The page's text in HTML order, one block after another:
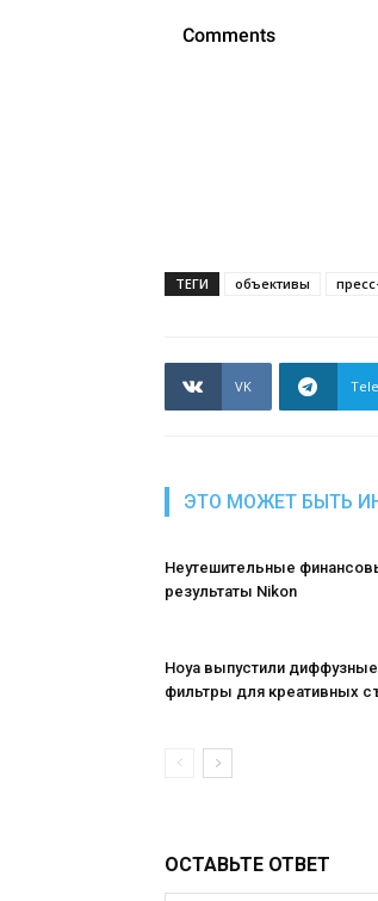
ТЕГИ объективы
VK
ЭТО МОЖЕТ БЫТЬ
Неутешительные
результаты Nikon
Hoya выпустили диффузные
фильтры для креативных
ОСТАВЬТЕ ОТВЕТ